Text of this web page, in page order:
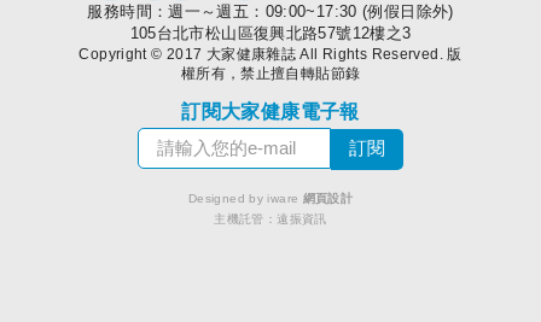
服務時間：週一～週五：09:00~17:30 (例假日除外)
105台北市松山區復興北路57號12樓之3
Copyright © 2017 大家健康雜誌 All Rights Reserved. 版
權所有，禁止擅自轉貼節錄
訂閱大家健康電子報
Designed by iware 網頁設計
主機託管：遠振資訊